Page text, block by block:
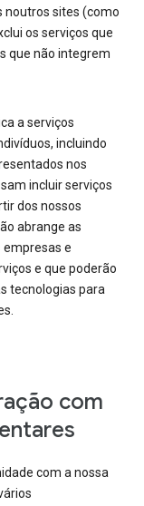
noutros sites (como
os serviços que
que não integrem
a serviços
incluindo
nos
incluir serviços
dos nossos
abrange as
e
e que poderão
tecnologias para
com
com a nossa